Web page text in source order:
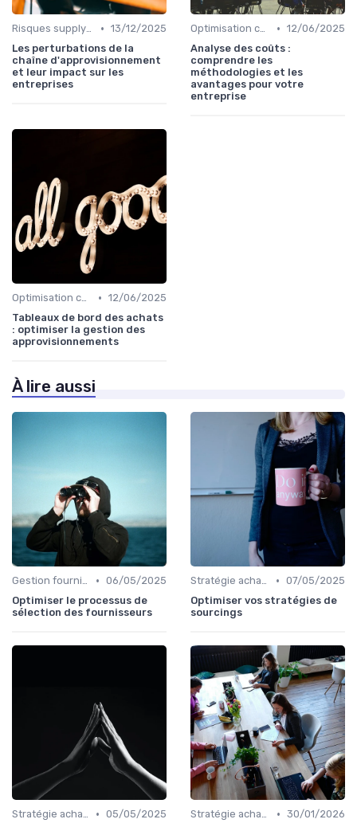
Risques supply-chain • 13/12/2025
Les perturbations de la
chaîne d'approvisionnement
et leur impact sur les
entreprises
Optimisation coûts • 12/06/2025
Analyse des coûts :
comprendre les
méthodologies et les
avantages pour votre
entreprise
Optimisation coûts • 12/06/2025
Tableaux de bord des achats
: optimiser la gestion des
approvisionnements
À lire aussi
Gestion fournisseurs • 06/05/2025
Optimiser le processus de
sélection des fournisseurs
Stratégie achats • 07/05/2025
Optimiser vos stratégies de
sourcings
Stratégie achats • 05/05/2025
Stratégie achats • 30/01/2026